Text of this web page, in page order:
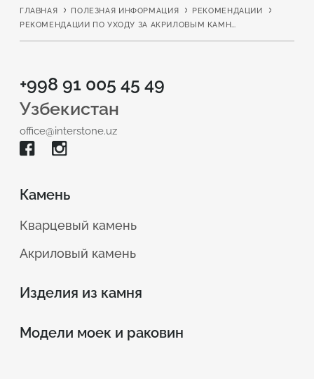
ГЛАВНАЯ ПОЛЕЗНАЯ ИНФОРМАЦИЯ
РЕКОМЕНДАЦИИ
РЕКОМЕНДАЦИИ ПО УХОДУ ЗА АКРИЛОВЫМ КАМНЕМ GRANDEX
+998 91 005 45 49
Узбекистан
office@interstone.uz
Камень
Кварцевый камень
Акриловый камень
Изделия из камня
Модели моек и раковин